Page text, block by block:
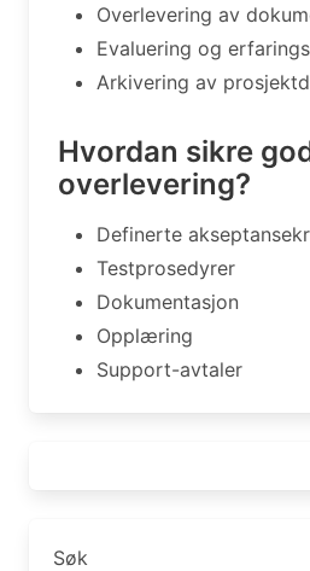
Overlevering av
Evaluering og
Arkivering av
Hvordan sikre
overlevering?
Definerte
Testprosedyrer
Dokumentasjon
Opplæring
Support-avtaler
Søk